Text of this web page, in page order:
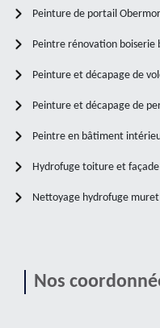
Peinture de portail
Peintre rénovation boiserie
Peinture et décapage de
Peinture et décapage de
Peintre en bâtiment
Hydrofuge toiture et
Nettoyage hydrofuge
Nos